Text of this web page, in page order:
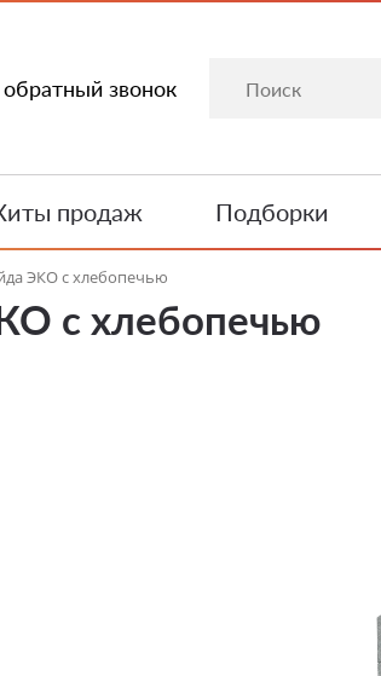
обратный звонок
продаж Подборки
ЭКО с хлебопечью
с хлебопечью